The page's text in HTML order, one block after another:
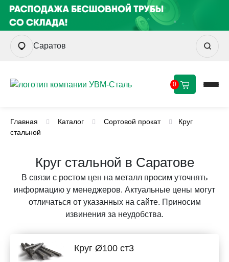
Саратов
0
Главная Каталог Сортовой прокат
Круг
стальной
Круг стальной в Саратове
В связи с ростом цен на металл просим уточнять
информацию у менеджеров. Актуальные цены могут
отличаться от указанных на сайте. Приносим
извинения за неудобства.
Круг Ø100 ст3